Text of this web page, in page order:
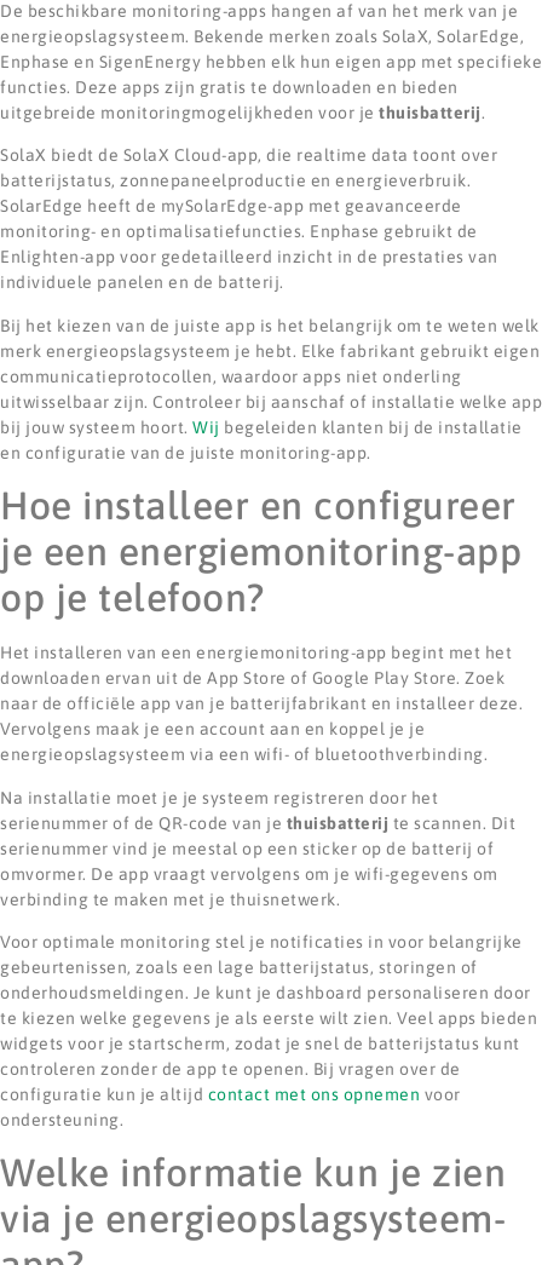
De beschikbare monitoring-apps hangen af van het merk van je
energieopslagsysteem. Bekende merken zoals SolaX, SolarEdge,
Enphase en SigenEnergy hebben elk hun eigen app met specifieke
functies. Deze apps zijn gratis te downloaden en bieden
uitgebreide monitoringmogelijkheden voor je thuisbatterij.
SolaX biedt de SolaX Cloud-app, die realtime data toont over
batterijstatus, zonnepaneelproductie en energieverbruik.
SolarEdge heeft de mySolarEdge-app met geavanceerde
monitoring- en optimalisatiefuncties. Enphase gebruikt de
Enlighten-app voor gedetailleerd inzicht in de prestaties van
individuele panelen en de batterij.
Bij het kiezen van de juiste app is het belangrijk om te weten welk
merk energieopslagsysteem je hebt. Elke fabrikant gebruikt eigen
communicatieprotocollen, waardoor apps niet onderling
uitwisselbaar zijn. Controleer bij aanschaf of installatie welke app
bij jouw systeem hoort. Wij begeleiden klanten bij de installatie
en configuratie van de juiste monitoring-app.
Hoe installeer en configureer
je een energiemonitoring-app
op je telefoon?
Het installeren van een energiemonitoring-app begint met het
downloaden ervan uit de App Store of Google Play Store. Zoek
naar de officiële app van je batterijfabrikant en installeer deze.
Vervolgens maak je een account aan en koppel je je
energieopslagsysteem via een wifi- of bluetoothverbinding.
Na installatie moet je je systeem registreren door het
serienummer of de QR-code van je thuisbatterij te scannen. Dit
serienummer vind je meestal op een sticker op de batterij of
omvormer. De app vraagt vervolgens om je wifi-gegevens om
verbinding te maken met je thuisnetwerk.
Voor optimale monitoring stel je notificaties in voor belangrijke
gebeurtenissen, zoals een lage batterijstatus, storingen of
onderhoudsmeldingen. Je kunt je dashboard personaliseren door
te kiezen welke gegevens je als eerste wilt zien. Veel apps bieden
widgets voor je startscherm, zodat je snel de batterijstatus kunt
controleren zonder de app te openen. Bij vragen over de
configuratie kun je altijd contact met ons opnemen voor
ondersteuning.
Welke informatie kun je zien
via je energieopslagsysteem-